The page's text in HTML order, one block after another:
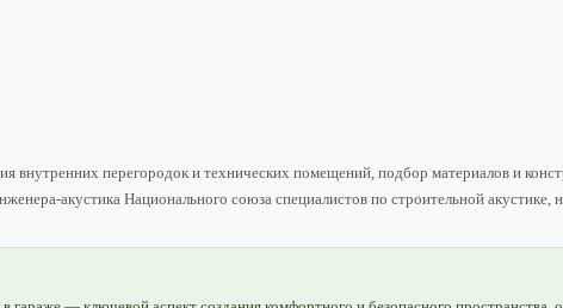
внутренних перегородок и технических помещений, подбор материалов и
акустика Национального союза специалистов по строительной